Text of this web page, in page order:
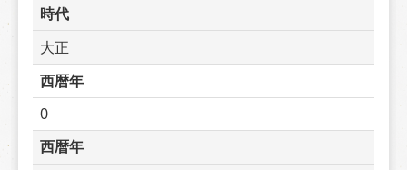
時代
大正
西暦年
0
西暦年